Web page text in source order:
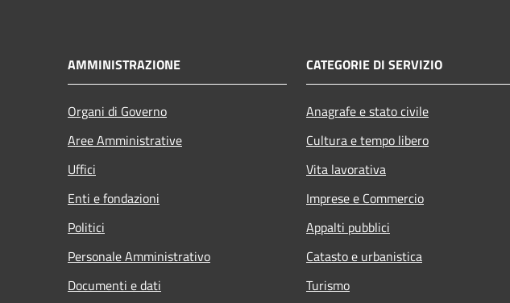
AMMINISTRAZIONE
Organi di Governo
Aree Amministrative
Uffici
Enti e fondazioni
Politici
Personale Amministrativo
Documenti e dati
CATEGORIE DI SERVIZIO
Anagrafe e stato civile
Cultura e tempo libero
Vita lavorativa
Imprese e Commercio
Appalti pubblici
Catasto e urbanistica
Turismo